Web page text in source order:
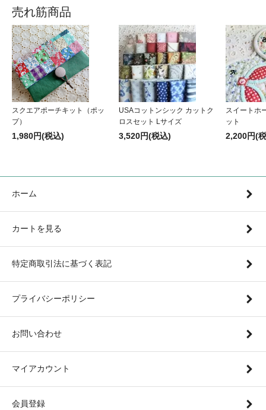
売れ筋商品
スクエアポーチキット（ポッ
プ）
1,980円(税込)
USAコットンシック カットク
ロスセット Lサイズ
3,520円(税込)
スイートホ
ット
2,200円(
ホーム
カートを見る
特定商取引法に基づく表記
プライバシーポリシー
お問い合わせ
マイアカウント
会員登録